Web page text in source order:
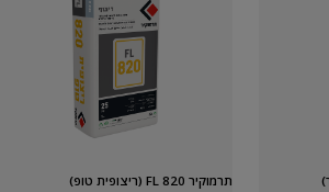
תרמוקיר 820 FL (ריצופית טופ)